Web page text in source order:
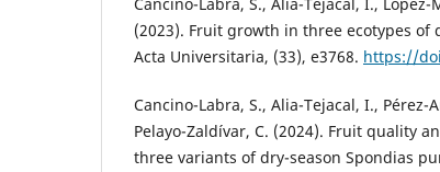
(2023). Fruit growth in three ecotypes of
Acta Universitaria, (33), e3768. https://
Cancino-Labra, S., Alia-Tejacal, I., Pérez-
Pelayo-Zaldívar, C. (2024). Fruit quality
three variants of dry-season Spondias